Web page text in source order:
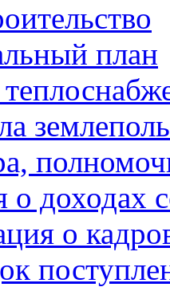
план
о доходах
о